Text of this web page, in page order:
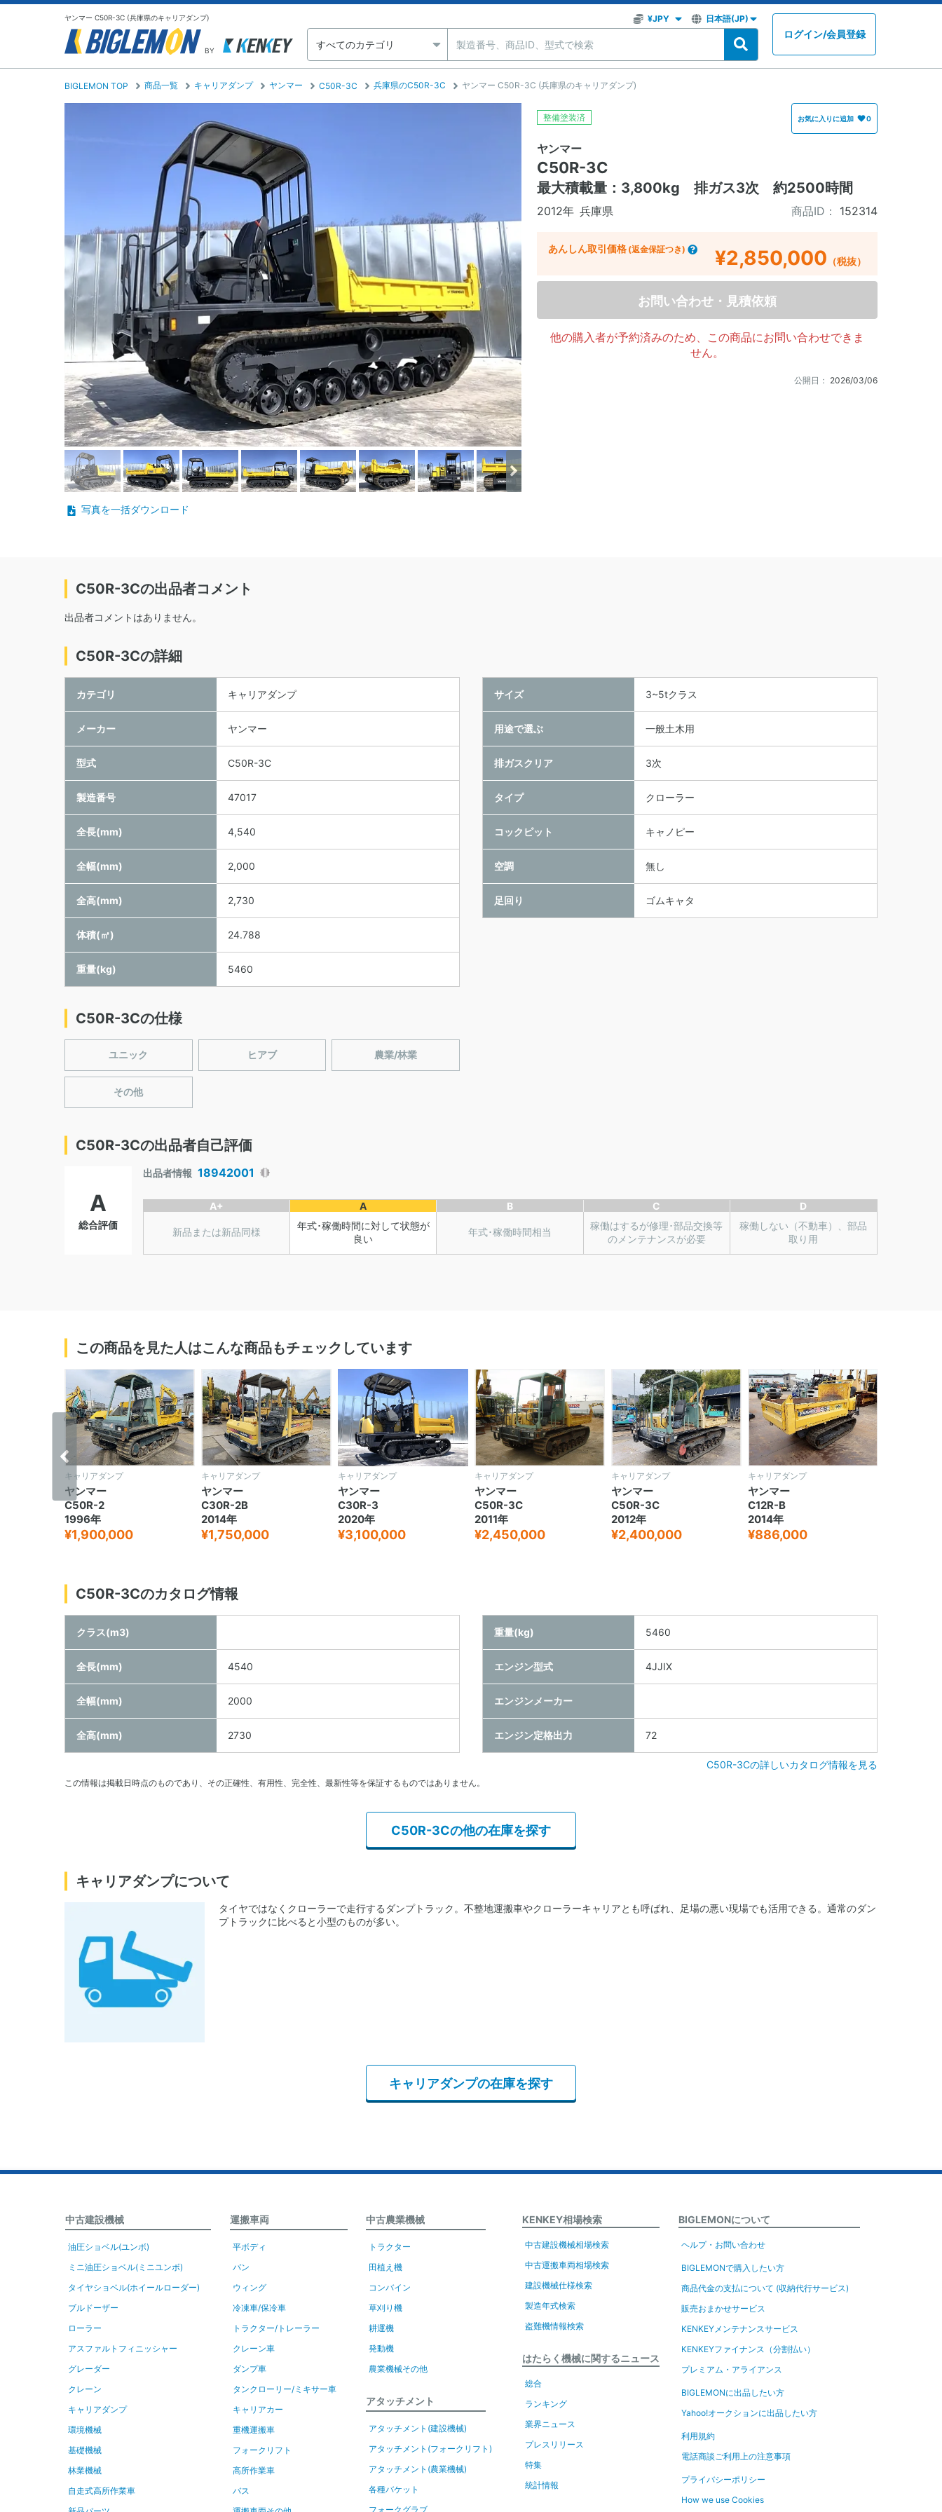
ヤンマー C50R-3C (兵庫県のキャリアダンプ)
BY
ログイン/会員登録
BIGLEMON TOP 商品一覧 キャリアダンプ ヤンマー C50R-3C 兵庫県のC50R-3C ヤンマー C50R-3C (兵庫県のキャリアダンプ)
整備塗装済 お気に入りに追加 0
ヤンマー
C50R-3C
最大積載量：3,800kg 排ガス3次 約2500時間
2012年 兵庫県 商品ID： 152314
写真を一括ダウンロード
あんしん取引価格 (返金保証つき) ¥2,850,000 （税抜）
お問い合わせ・見積依頼
他の購入者が予約済みのため、この商品にお問い合わせできま
せん。
公開日： 2026/03/06
C50R-3Cの出品者コメント
出品者コメントはありません。
C50R-3Cの詳細
カテゴリ キャリアダンプ
メーカー ヤンマー
型式 C50R-3C
製造番号 47017
全長(mm) 4,540
全幅(mm) 2,000
全高(mm) 2,730
体積(㎥) 24.788
重量(kg) 5460
サイズ 3~5tクラス
用途で選ぶ 一般土木用
排ガスクリア 3次
タイプ クローラー
コックピット キャノピー
空調 無し
足回り ゴムキャタ
C50R-3Cの仕様
ユニック ヒアブ 農業/林業
その他
C50R-3Cの出品者自己評価
A
総合評価
出品者情報 18942001
A+
新品または新品同様
A
年式･稼働時間に対して状態が
良い
B
年式･稼働時間相当
C
稼働はするが修理･部品交換等
のメンテナンスが必要
D
稼働しない（不動車）、部品
取り用
この商品を見た人はこんな商品もチェックしています
キャリアダンプ
ヤンマー
C50R-2
1996年
¥1,900,000
キャリアダンプ
ヤンマー
C30R-2B
2014年
¥1,750,000
キャリアダンプ
ヤンマー
C30R-3
2020年
¥3,100,000
キャリアダンプ
ヤンマー
C50R-3C
2011年
¥2,450,000
キャリアダンプ
ヤンマー
C50R-3C
2012年
¥2,400,000
キャリアダンプ
ヤンマー
C12R-B
2014年
¥886,000
‹
C50R-3Cのカタログ情報
クラス(m3)
全長(mm) 4540
全幅(mm) 2000
全高(mm) 2730
重量(kg) 5460
エンジン型式 4JJIX
エンジンメーカー
エンジン定格出力 72
C50R-3Cの詳しいカタログ情報を見る
この情報は掲載日時点のものであり、その正確性、有用性、完全性、最新性等を保証するものではありません。
C50R-3Cの他の在庫を探す
キャリアダンプについて
タイヤではなくクローラーで走行するダンプトラック。不整地運搬車やクローラーキャリアとも呼ばれ、足場の悪い現場でも活用できる。通常のダン
プトラックに比べると小型のものが多い。
キャリアダンプの在庫を探す
中古建設機械
油圧ショベル(ユンボ)
ミニ油圧ショベル(ミニユンボ)
タイヤショベル(ホイールローダー)
ブルドーザー
ローラー
アスファルトフィニッシャー
グレーダー
クレーン
キャリアダンプ
環境機械
基礎機械
林業機械
自走式高所作業車
運搬車両
平ボディ
バン
ウィング
冷凍車/保冷車
トラクター/トレーラー
クレーン車
ダンプ車
タンクローリー/ミキサー車
キャリアカー
重機運搬車
フォークリフト
高所作業車
バス
中古農業機械
トラクター
田植え機
コンバイン
草刈り機
耕運機
発動機
農業機械その他
アタッチメント
アタッチメント(建設機械)
アタッチメント(フォークリフト)
アタッチメント(農業機械)
各種バケット
フォークグラブ
KENKEY相場検索
中古建設機械相場検索
中古運搬車両相場検索
建設機械仕様検索
製造年式検索
盗難機情報検索
はたらく機械に関するニュース
総合
ランキング
業界ニュース
プレスリリース
特集
統計情報
BIGLEMONについて
ヘルプ・お問い合わせ
BIGLEMONで購入したい方
商品代金の支払について (収納代行サービス)
販売おまかせサービス
KENKEYメンテナンスサービス
KENKEYファイナンス（分割払い）
プレミアム・アライアンス
BIGLEMONに出品したい方
Yahoo!オークションに出品したい方
利用規約
電話商談ご利用上の注意事項
プライバシーポリシー
How we use Cookies